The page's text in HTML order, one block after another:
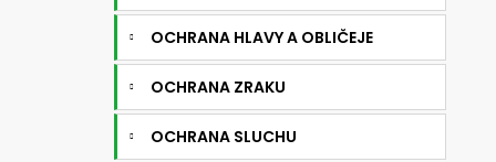
OCHRANA HLAVY A OBLIČEJE
OCHRANA ZRAKU
OCHRANA SLUCHU